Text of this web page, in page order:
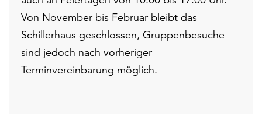
Von November bis Februar bleibt das
Schillerhaus geschlossen, Gruppenbesuche
sind jedoch nach vorheriger
Terminvereinbarung möglich.